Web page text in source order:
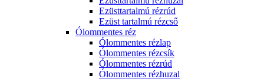
Ezüsttartalmú rézrúd
Ezüst tartalmú rézcső
Ólommentes réz
Ólommentes rézlap
Ólommentes rézcsík
Ólommentes rézrúd
Ólommentes rézhuzal